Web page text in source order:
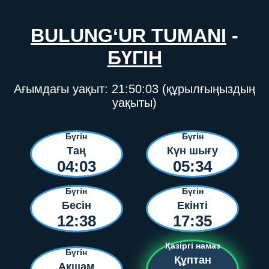
BULUNG‘UR TUMANI -
БҮГІН
Ағымдағы уақыт: 21:50:03 (құрылғыңыздың
уақыты)
Бүгін
Таң
04:03
Бүгін
Күн шығу
05:34
Бүгін
Бесін
12:38
Бүгін
Екінті
17:35
Бүгін
Қазіргі намаз
Құптан